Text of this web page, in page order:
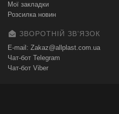
Мої закладки
Розсилка новин
ЗВОРОТНІЙ ЗВʼЯЗОК
E-mail: Zakaz@allplast.com.ua
Чат-бот Telegram
Чат-бот Viber